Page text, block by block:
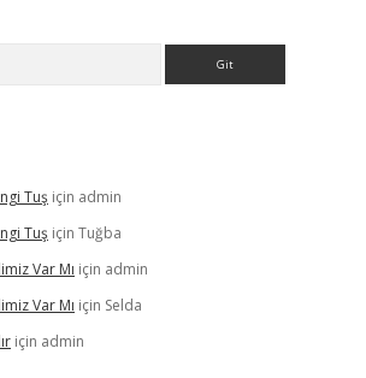
Tuş için admin
Tuş için Tuğba
Var Mı için admin
Var Mı için Selda
için admin